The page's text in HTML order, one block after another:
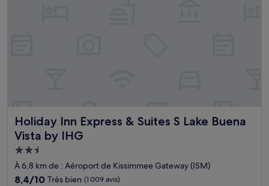
Holiday Inn Express & Suites S Lake Buena
Vista by IHG
Holiday Inn Express & Suites S Lake Buena Vista by IHG
Hébergement
2.5 étoiles
À 6,8 km de : Aéroport de Kissimmee Gateway (ISM)
8.4
8,4/10 Très bien (1 009 avis)